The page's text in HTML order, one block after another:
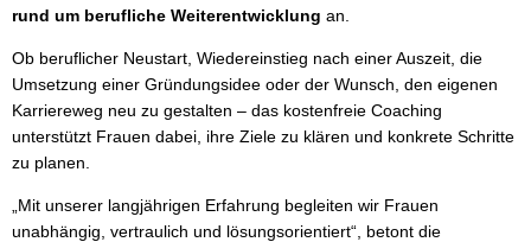
rund um berufliche Weiterentwicklung an.
Ob beruflicher Neustart, Wiedereinstieg nach einer Auszeit, die
Umsetzung einer Gründungsidee oder der Wunsch, den eigenen
Karriereweg neu zu gestalten – das kostenfreie Coaching
unterstützt Frauen dabei, ihre Ziele zu klären und konkrete Schritte
zu planen.
„Mit unserer langjährigen Erfahrung begleiten wir Frauen
unabhängig, vertraulich und lösungsorientiert“, betont die